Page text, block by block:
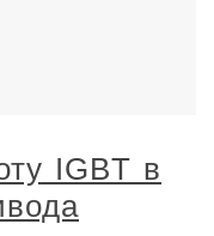
IGBT в